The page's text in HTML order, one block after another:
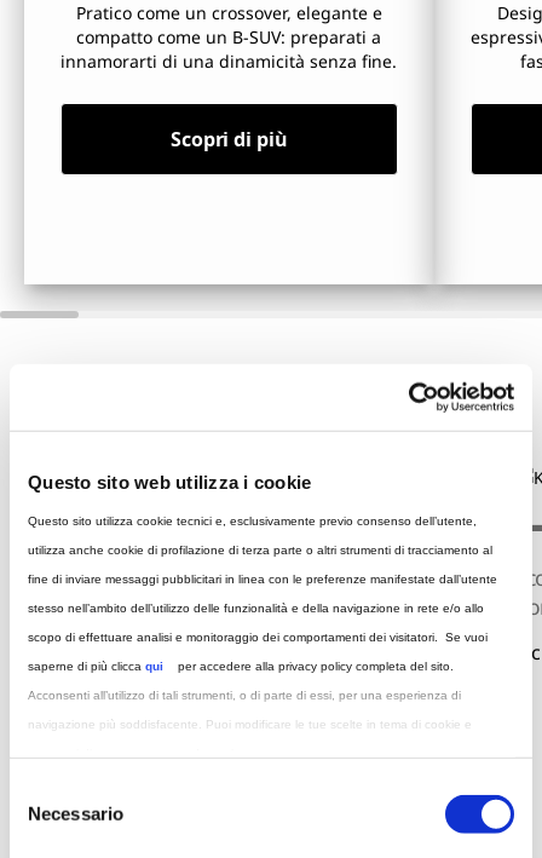
Questo sito web utilizza i cookie
Questo sito utilizza cookie tecnici e, esclusivamente previo consenso dell’utente,
utilizza anche cookie di profilazione di terza parte o altri strumenti di tracciamento al
fine di inviare messaggi pubblicitari in linea con le preferenze manifestate dall’utente
stesso nell’ambito dell’utilizzo delle funzionalità e della navigazione in rete e/o allo
scopo di effettuare analisi e monitoraggio dei comportamenti dei visitatori. Se vuoi
saperne di più clicca qui per accedere alla privacy policy completa del sito.
Acconsenti all’utilizzo di tali strumenti, o di parte di essi, per una esperienza di
navigazione più soddisfacente. Puoi modificare le tue scelte in tema di cookie e
delNecessario
Pratico come un crossover, elegante e
compatto come un B-SUV: preparati a
innamorarti di una dinamicità senza fine.
Scopri di più
Tutte le brochure
Scopri tutti i dettagli e le specifiche tecniche di
Tivoli
Richiedi informazioni